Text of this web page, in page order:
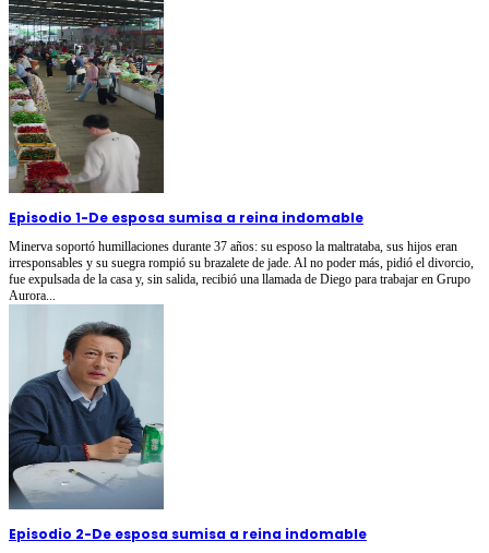
Episodio 1-De esposa sumisa a reina indomable
Minerva soportó humillaciones durante 37 años: su esposo la maltrataba, sus hijos eran
irresponsables y su suegra rompió su brazalete de jade. Al no poder más, pidió el divorcio,
fue expulsada de la casa y, sin salida, recibió una llamada de Diego para trabajar en Grupo
Aurora...
Episodio 2-De esposa sumisa a reina indomable